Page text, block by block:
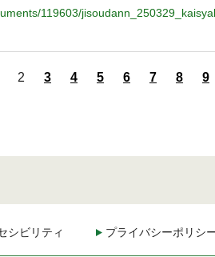
119603/
2 3 4 5 6 7 8 9
シビリティ プライバシーポリシ